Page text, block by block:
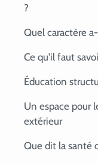
?
Quel caractère
Ce qu'il faut
Éducation
Un espace pour
extérieur
Que dit la santé